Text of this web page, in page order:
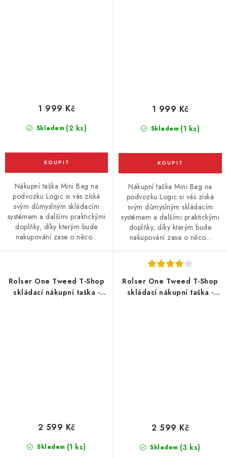
Skladem (2 ks)
1 999 Kč
Nákupní taška Mini Bag na
podvozku Logic si vás získá
svým důmyslným skládacím
systémem a dalšími praktickými
doplňky, díky kterým bude
nakupování zase o něco...
Skladem (1 ks)
1 999 Kč
Nákupní taška Mini Bag na
podvozku Logic si vás získá
svým důmyslným skládacím
systémem a dalšími praktickými
doplňky, díky kterým bude
nakupování zase o něco...
Rolser One Tweed T-Shop
skládací nákupní taška -
Skladem (1 ks)
2 599 Kč
Rolser One Tweed T-Shop
skládací nákupní taška -
Skladem (3 ks)
2 599 Kč